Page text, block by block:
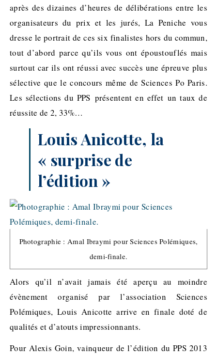
après des dizaines d’heures de délibérations entre les
organisateurs du prix et les jurés, La Peniche vous
dresse le portrait de ces six finalistes hors du commun,
tout d’abord parce qu’ils vous ont époustouflés mais
surtout car ils ont réussi avec succès une épreuve plus
sélective que le concours même de Sciences Po Paris.
Les sélections du PPS présentent en effet un taux de
réussite de 2, 33%…
LouisAnicotte, la
« surprise de
l’édition »
Photographie : Amal Ibraymi pour Sciences Polémiques,
demi-finale.
Alors qu’il n’avait jamais été aperçu au moindre
évènement organisé par l’association Sciences
Polémiques, LouisAnicotte arrive en finale doté de
qualités et d’atouts impressionnants.
Pour Alexis Goin, vainqueur de l’édition du PPS 2013